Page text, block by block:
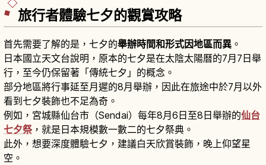
旅行者體驗七夕的觀賞攻略
首先需要了解的是，七夕的舉辦時間和形式因地區而異 。
日本國立天文台說明，原本的七夕是在太陰太陽曆的7月7日舉
行，至今仍保留著「傳統七夕」的概念。
部分地區將行事延至月遲的8月舉辦，因此在旅途中於7月以外
看到七夕裝飾也不足為奇。
例如，宮城縣仙台市（Sendai）每年8月6日至8日舉辦的仙台
七夕祭，就是日本規模數一數二的七夕祭典。
此外，想要深度體驗七夕，建議白天欣賞裝飾，晚上仰望星
空。